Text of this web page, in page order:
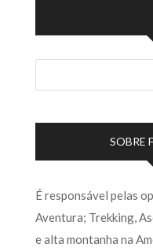
SOBRE
É responsável pelas
Aventura; Trekking,
e alta montanha na